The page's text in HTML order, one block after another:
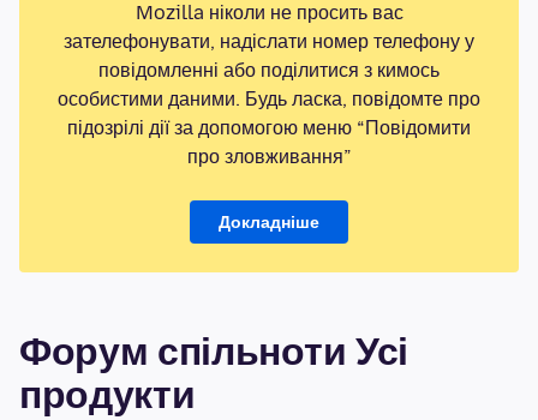
Mozilla ніколи не просить вас
зателефонувати, надіслати номер телефону у
повідомленні або поділитися з кимось
особистими даними. Будь ласка, повідомте про
підозрілі дії за допомогою меню “Повідомити
про зловживання”
Докладніше
Форум спільноти Усі
продукти